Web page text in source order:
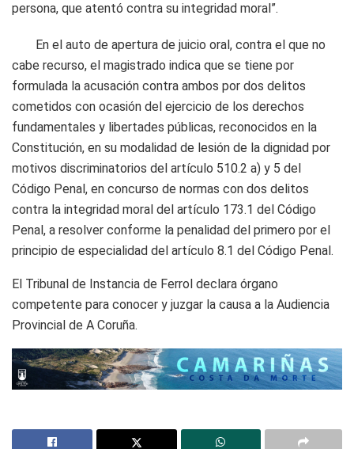
persona, que atentó contra su integridad moral”.
En el auto de apertura de juicio oral, contra el que no
cabe recurso, el magistrado indica que se tiene por
formulada la acusación contra ambos por dos delitos
cometidos con ocasión del ejercicio de los derechos
fundamentales y libertades públicas, reconocidos en la
Constitución, en su modalidad de lesión de la dignidad por
motivos discriminatorios del artículo 510.2 a) y 5 del
Código Penal, en concurso de normas con dos delitos
contra la integridad moral del artículo 173.1 del Código
Penal, a resolver conforme la penalidad del primero por el
principio de especialidad del artículo 8.1 del Código Penal.
El Tribunal de Instancia de Ferrol declara órgano
competente para conocer y juzgar la causa a la Audiencia
Provincial de A Coruña.